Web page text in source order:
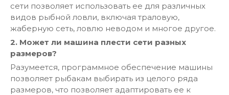
сети позволяет использовать ее для различных
видов рыбной ловли, включая траловую,
жаберную сеть, ловлю неводом и многое другое.
2. Может ли машина плести сети разных
размеров?
Разумеется, программное обеспечение машины
позволяет рыбакам выбирать из целого ряда
размеров, что позволяет адаптировать ее к